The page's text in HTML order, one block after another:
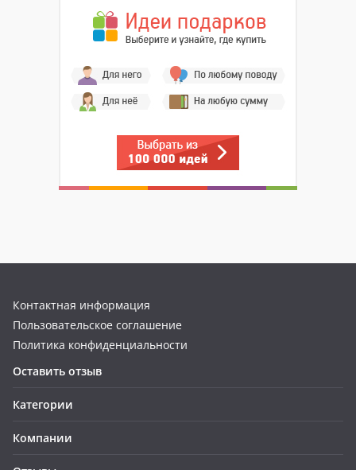
Контактная информация
Пользовательское соглашение
Политика конфиденциальности
Оставить отзыв
Категории
Компании